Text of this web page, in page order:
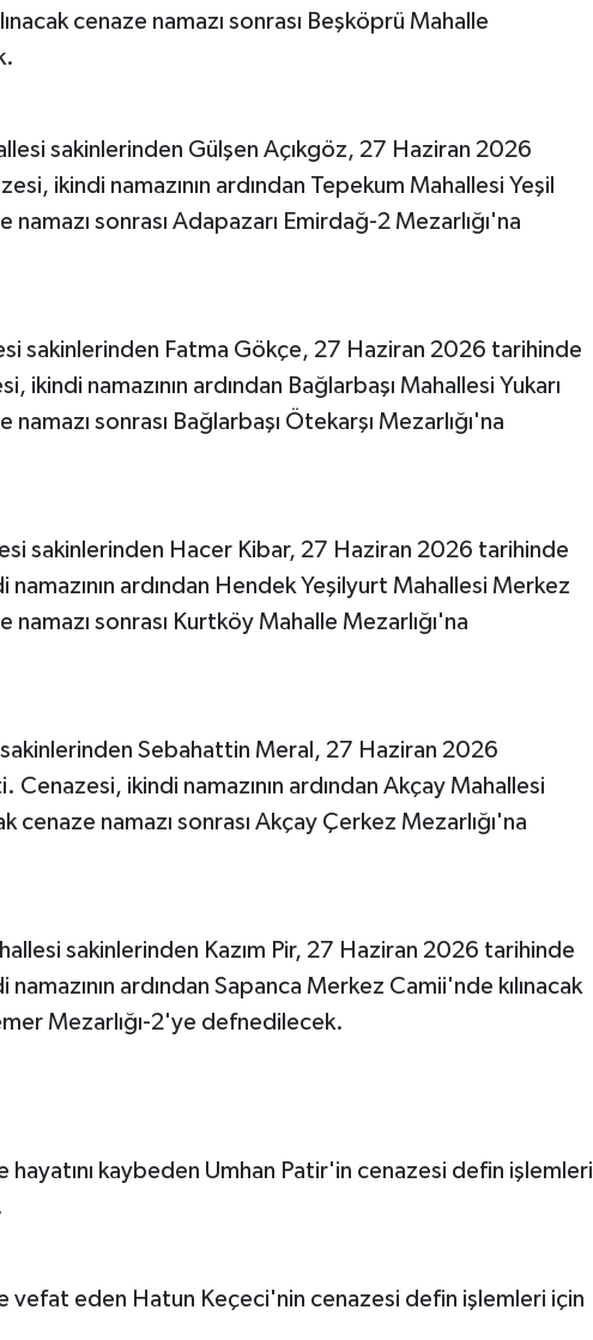
cenaze namazı sonrası Beşköprü Mahalle
sakinlerinden Gülşen Açıkgöz, 27 Haziran 2026
ikindi namazının ardından Tepekum Mahallesi Yeşil
namazı sonrası Adapazarı Emirdağ-2 Mezarlığı'na
sakinlerinden Fatma Gökçe, 27 Haziran 2026 tarihinde
ikindi namazının ardından Bağlarbaşı Mahallesi Yukarı
namazı sonrası Bağlarbaşı Ötekarşı Mezarlığı'na
sakinlerinden Hacer Kibar, 27 Haziran 2026 tarihinde
ardından Hendek Yeşilyurt Mahallesi Merkez
namazı sonrası Kurtköy Mahalle Mezarlığı'na
Sebahattin Meral, 27 Haziran 2026
Cenazesi, ikindi namazının ardından Akçay Mahallesi
cenaze namazı sonrası Akçay Çerkez Mezarlığı'na
sakinlerinden Kazım Pir, 27 Haziran 2026 tarihinde
ardından Sapanca Merkez Camii'nde kılınacak
Mezarlığı-2'ye defnedilecek.
kaybeden Umhan Patir'in cenazesi defin işlemleri
vefat eden Hatun Keçeci'nin cenazesi defin işlemleri için